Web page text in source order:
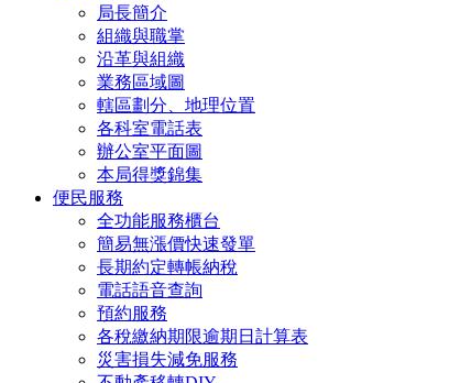
局長簡介
組織與職掌
沿革與組織
業務區域圖
轄區劃分、地理位置
各科室電話表
辦公室平面圖
本局得獎錦集
便民服務
全功能服務櫃台
簡易無漲價快速發單
長期約定轉帳納稅
電話語音查詢
預約服務
各稅繳納期限逾期日計算表
災害損失減免服務